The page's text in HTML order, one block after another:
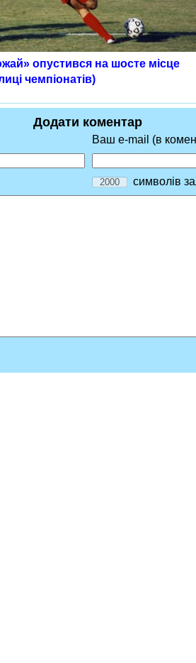
опустився на шосте місце
чемпіонатів)
Додати коментар
Ваш e-mail (в
символів